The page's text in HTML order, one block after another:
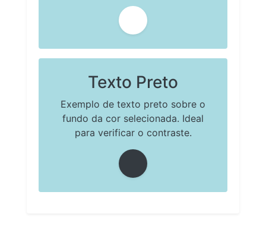
Texto Preto
Exemplo de texto preto sobre o
fundo da cor selecionada. Ideal
para verificar o contraste.